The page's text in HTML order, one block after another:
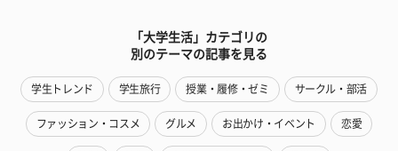
「大学生活」カテゴリの
別のテーマの記事を見る
学生トレンド 学生旅行 授業・履修・ゼミ サークル・部活
ファッション・コスメ グルメ お出かけ・イベント 恋愛